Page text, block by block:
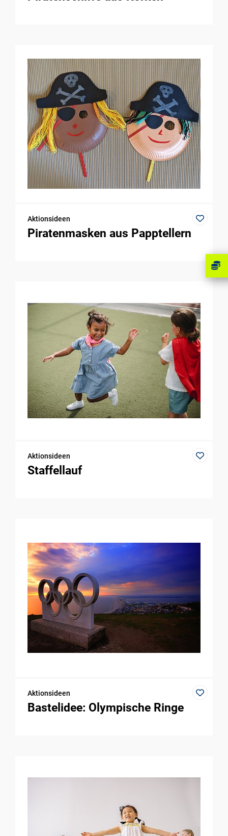
Aktionsideen
Piratenmasken aus Papptellern
Aktionsideen
Staffellauf
Aktionsideen
Bastelidee: Olympische Ringe